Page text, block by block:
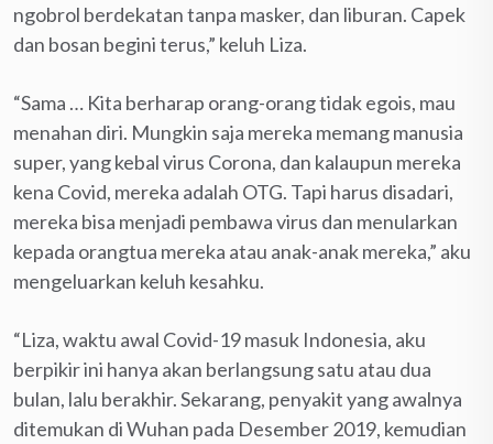
ngobrol berdekatan tanpa masker, dan liburan. Capek
dan bosan begini terus,” keluh Liza.
“Sama … Kita berharap orang-orang tidak egois, mau
menahan diri. Mungkin saja mereka memang manusia
super, yang kebal virus Corona, dan kalaupun mereka
kena Covid, mereka adalah OTG. Tapi harus disadari,
mereka bisa menjadi pembawa virus dan menularkan
kepada orangtua mereka atau anak-anak mereka,” aku
mengeluarkan keluh kesahku.
“Liza, waktu awal Covid-19 masuk Indonesia, aku
berpikir ini hanya akan berlangsung satu atau dua
bulan, lalu berakhir. Sekarang, penyakit yang awalnya
ditemukan di Wuhan pada Desember 2019, kemudian